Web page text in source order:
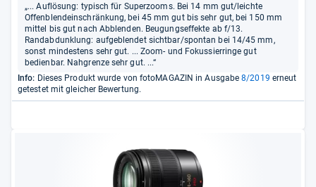
„... Auflösung: typisch für Superzooms. Bei 14 mm gut/leichte
Offenblendeinschränkung, bei 45 mm gut bis sehr gut, bei 150 mm
mittel bis gut nach Abblenden. Beugungseffekte ab f/13.
Randabdunklung: aufgeblendet sichtbar/spontan bei 14/45 mm,
sonst mindestens sehr gut. ... Zoom- und Fokussierringe gut
bedienbar. Nahgrenze sehr gut. ...“
Info: Dieses Produkt wurde von fotoMAGAZIN in Ausgabe8/2019 erneut
getestet mit gleicher Bewertung.